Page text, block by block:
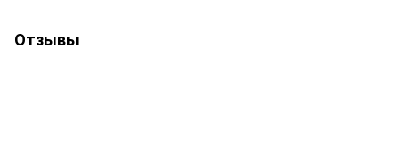
Отзывы